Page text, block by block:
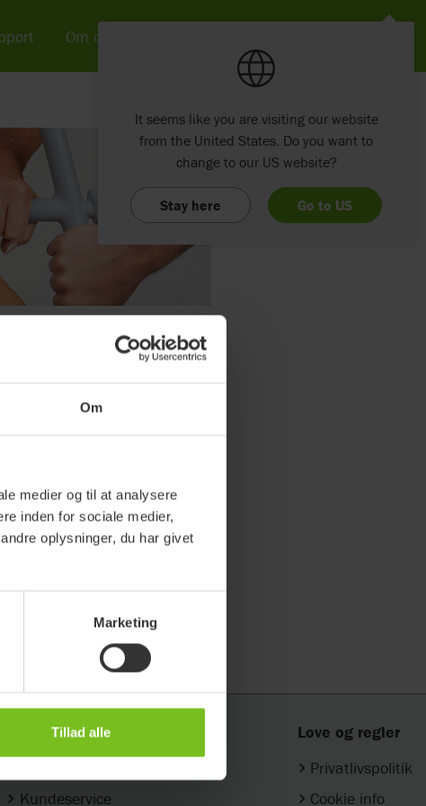
Om
medier og til at analysere
inden for sociale medier,
oplysninger, du har givet
Marketing
Tillad alle
for recycling
Kontakt
Kundeservice
Love og regler
Privatlivspolitik
Cookie info
Om os
It seems like you are visiting our website
from the United States. Do you want to
change to our US website?
Stay here Go to US